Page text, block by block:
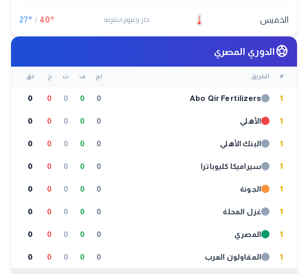
الخميس حار وغيوم متفرقة 40°
/
27°
sports_soccerالدوري المصري
# الفريق لع ف ت خ نق
1
Abo Qir Fertilizers
0
0
0
0
0
1 الأهلي 0
0
0
0
0
1 البنك الأهلي 0
0
0
0
0
1 سيراميكا كليوباترا 0
0
0
0
0
1 الجونة 0
0
0
0
0
1 غزل المحلة 0
0
0
0
0
1 المصري 0
0
0
0
0
1 المقاولون العرب 0
0
0
0
0